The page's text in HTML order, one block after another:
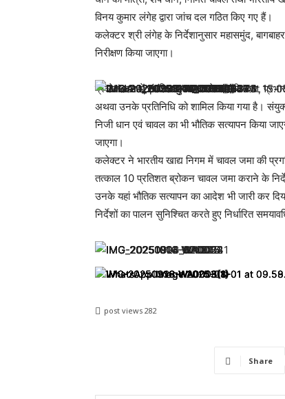
विनय कुमार लंगेह द्वारा जांच दल गठित किए गए हैं।
कलेक्टर श्री लंगेह के निर्देशानुसार महासमुंद,
निरीक्षण किया जाएगा।
प्रत्येक दल में संबंधित मुख्यालय के तहसीलदार, प्रभार
अथवा उनके प्रतिनिधि को शामिल किया गया है।
निजी धान एवं चावल का भी भौतिक सत्यापन किया
जाएगा।
कलेक्टर ने भारतीय खाद्य निगम में चावल जमा की
तत्काल 10 प्रतिशत ब्रोकन चावल जमा कराने के
उनके यहां भौतिक सत्यापन का आदेश भी जारी कर
निर्देशों का पालन सुनिश्चित करते हुए निर्धारित
post views 282
Share